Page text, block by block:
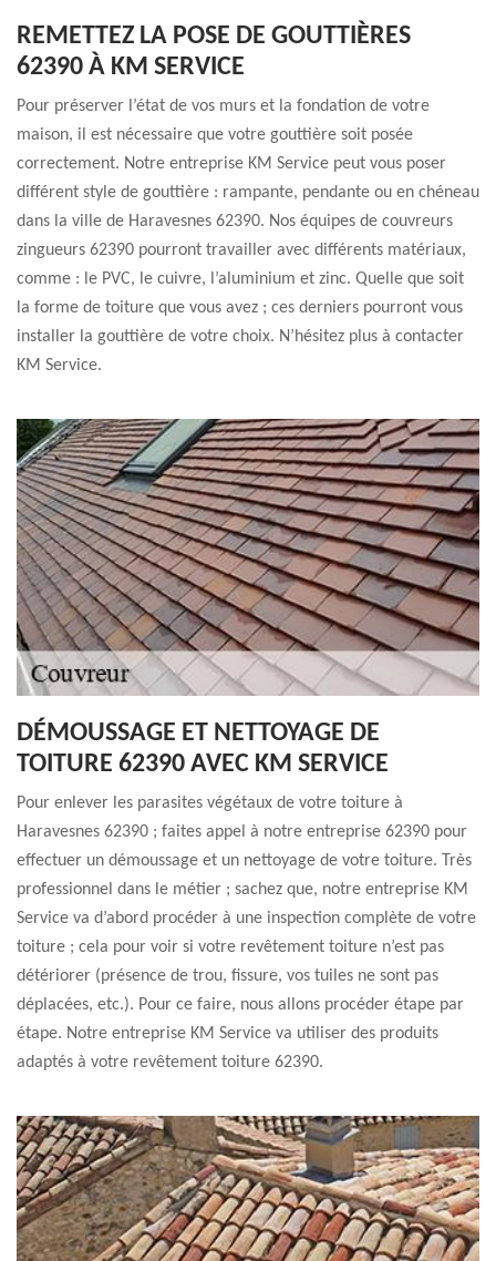
REMETTEZ LA POSE DE GOUTTIÈRES
62390 À KM SERVICE
Pour préserver l’état de vos murs et la fondation de votre
maison, il est nécessaire que votre gouttière soit posée
correctement. Notre entreprise KM Service peut vous poser
différent style de gouttière : rampante, pendante ou en chéneau
dans la ville de Haravesnes 62390. Nos équipes de couvreurs
zingueurs 62390 pourront travailler avec différents matériaux,
comme : le PVC, le cuivre, l’aluminium et zinc. Quelle que soit
la forme de toiture que vous avez ; ces derniers pourront vous
installer la gouttière de votre choix. N’hésitez plus à contacter
KM Service.
DÉMOUSSAGE ET NETTOYAGE DE
TOITURE 62390 AVEC KM SERVICE
Pour enlever les parasites végétaux de votre toiture à
Haravesnes 62390 ; faites appel à notre entreprise 62390 pour
effectuer un démoussage et un nettoyage de votre toiture. Très
professionnel dans le métier ; sachez que, notre entreprise KM
Service va d’abord procéder à une inspection complète de votre
toiture ; cela pour voir si votre revêtement toiture n’est pas
détériorer (présence de trou, fissure, vos tuiles ne sont pas
déplacées, etc.). Pour ce faire, nous allons procéder étape par
étape. Notre entreprise KM Service va utiliser des produits
adaptés à votre revêtement toiture 62390.